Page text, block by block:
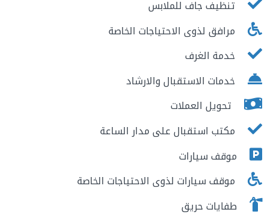
تنظيف جاف للملابس
مرافق لذوى الاحتياجات الخاصة
خدمة الغرف
خدمات الاستقبال والارشاد
تحويل العملات
مكتب استقبال على مدار الساعة
موقف سيارات
موقف سيارات لذوى الاحتياجات الخاصة
طفايات حريق